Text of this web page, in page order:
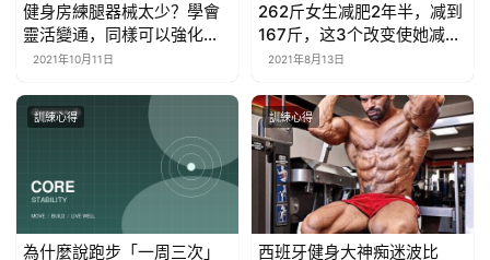
健身房練腿器械太少？學會
靈活變通，同樣可以強化整
個腿部肌群
2021年10月11日
262斤女生减肥2年半，减到
167斤，这3个改变使她减肥
成功
2021年8月13日
訓練心得
為什麼說跑步「一周三次」
訓練心得
西班牙健身大神痴迷波比